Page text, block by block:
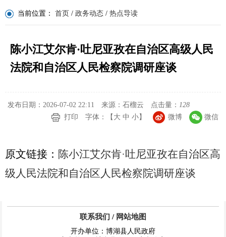
当前位置： 首页 / 政务动态 / 热点导读
陈小江艾尔肯·吐尼亚孜在自治区高级人民
法院和自治区人民检察院调研座谈
发布日期：2026-07-02 22:11 来源：石榴云 点击量： 128
打印
字体：【 大 中 小】 微博 微信
原文链接： 陈小江艾尔肯·吐尼亚孜在自治区高
级人民法院和自治区人民检察院调研座谈
联系我们 / 网站地图
开办单位：博湖县人民政府